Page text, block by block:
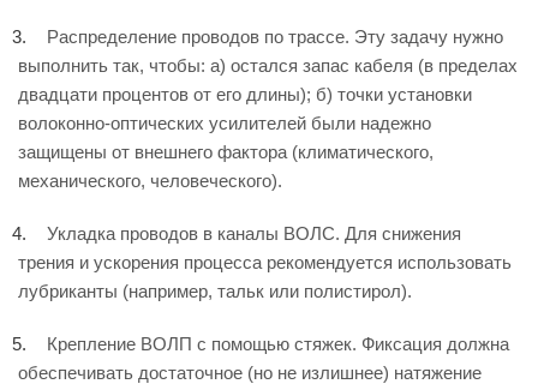
Распределение проводов по трассе. Эту задачу нужно
выполнить так, чтобы: а) остался запас кабеля (в пределах
двадцати процентов от его длины); б) точки установки
волоконно-оптических усилителей были надежно
защищены от внешнего фактора (климатического,
механического, человеческого).
Укладка проводов в каналы ВОЛС. Для снижения
трения и ускорения процесса рекомендуется использовать
лубриканты (например, тальк или полистирол).
Крепление ВОЛП с помощью стяжек. Фиксация должна
обеспечивать достаточное (но не излишнее) натяжение